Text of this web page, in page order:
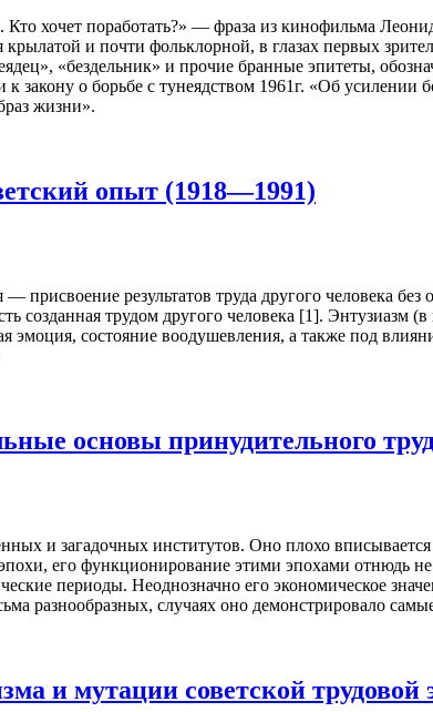
Кто хочет поработать?» — фраза из кинофильма
крылатой и почти фольклорной, в глазах первых
«бездельник» и прочие бранные эпитеты,
к закону о борьбе с тунеядством 1961г. «Об
жизни».
опыт (1918—1991)
результатов труда другого человека без
созданная трудом другого человека [1]. Энтузиазм
состояние воодушевления, а также под
основы принудительного
и загадочных институтов. Оно плохо
его функционирование этими эпохами отнюдь
периоды. Неоднозначно его экономическое
разнообразных, случаях оно демонстрировало
и мутации советской трудовой